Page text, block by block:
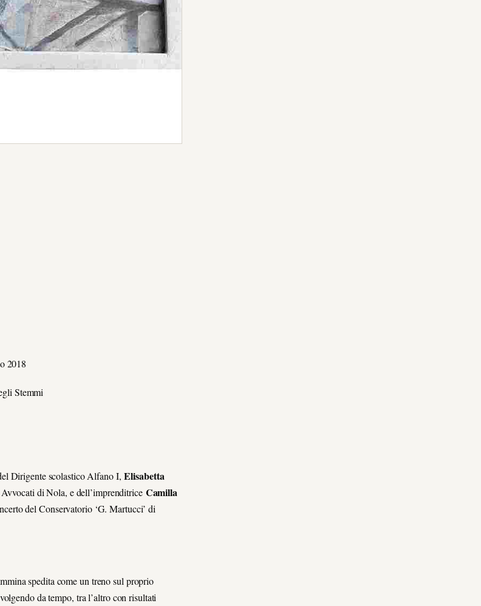
2018
Stemmi
Dirigente scolastico Alfano I,Elisabetta
di Nola, e dell’imprenditrice Camilla
del Conservatorio ‘G. Martucci’ di
spedita come un treno sul proprio
da tempo, tra l’altro con risultati